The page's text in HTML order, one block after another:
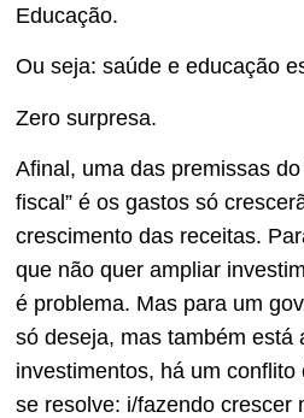
Educação.
Ou seja: saúde e educação
Zero surpresa.
Afinal, uma das premissas do
fiscal” é os gastos só
crescimento das receitas.
que não quer ampliar
é problema. Mas para um
só deseja, mas também está
investimentos, há um conflito
se resolve: i/fazendo crescer